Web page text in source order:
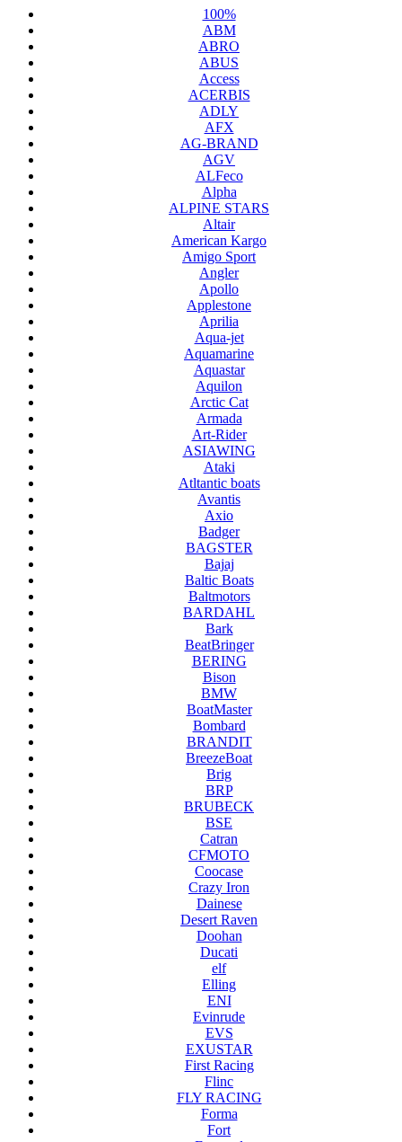
100%
ABM
ABRO
ABUS
Access
ACERBIS
ADLY
AFX
AG-BRAND
AGV
ALFeco
Alpha
ALPINE STARS
Altair
American Kargo
Amigo Sport
Angler
Apollo
Applestone
Aprilia
Aqua-jet
Aquamarine
Aquastar
Aquilon
Arctic Cat
Armada
Art-Rider
ASIAWING
Ataki
Atltantic boats
Avantis
Axio
Badger
BAGSTER
Bajaj
Baltic Boats
Baltmotors
BARDAHL
Bark
BeatBringer
BERING
Bison
BMW
BoatMaster
Bombard
BRANDIT
BreezeBoat
Brig
BRP
BRUBECK
BSE
Catran
CFMOTO
Coocase
Crazy Iron
Dainese
Desert Raven
Doohan
Ducati
elf
Elling
ENI
Evinrude
EVS
EXUSTAR
First Racing
Flinc
FLY RACING
Forma
Fort